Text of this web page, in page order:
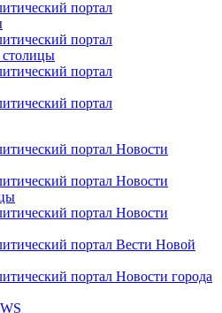
портал
портал
столицы
портал
портал
портал Новости
портал Новости
портал Новости
портал Вести Новой
портал Новости города